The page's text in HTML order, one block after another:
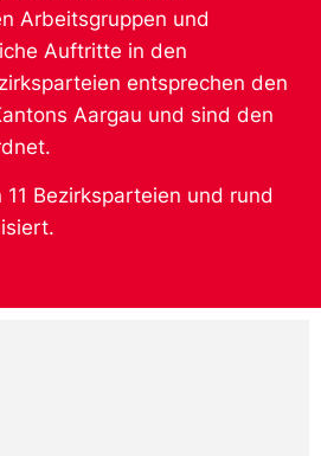
Arbeitsgruppen und
Auftritte in den
entsprechen den
Aargau und sind den
11 Bezirksparteien und rund